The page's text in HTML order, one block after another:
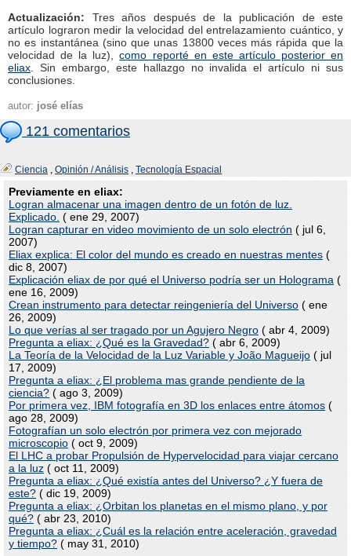
Actualización: Tres años después de la publicación de este
artículo lograron medir la velocidad del entrelazamiento cuántico, y
no es instantánea (sino que unas 13800 veces más rápida que la
velocidad de la luz),como reporté en este artículo posterior en
eliax . Sin embargo, este hallazgo no invalida el artículo ni sus
conclusiones.
autor: josé elías
121 comentarios
Ciencia , Opinión / Análisis , Tecnología Espacial
Previamente en eliax:
Logran almacenar una imagen dentro de un fotón de luz.
Explicado. ( ene 29, 2007)
Logran capturar en video movimiento de un solo electrón ( jul 6,
2007)
Eliax explica: El color del mundo es creado en nuestras mentes (
dic 8, 2007)
Explicación eliax de por qué el Universo podría ser un Holograma (
ene 16, 2009)
Crean instrumento para detectar reingeniería del Universo ( ene
26, 2009)
Lo que verías al ser tragado por un Agujero Negro ( abr 4, 2009)
Pregunta a eliax: ¿Qué es la Gravedad? ( abr 6, 2009)
La Teoría de la Velocidad de la Luz Variable y João Magueijo ( jul
17, 2009)
Pregunta a eliax: ¿El problema mas grande pendiente de la
ciencia? ( ago 3, 2009)
Por primera vez, IBM fotografía en 3D los enlaces entre átomos (
ago 28, 2009)
Fotografían un solo electrón por primera vez con mejorado
microscopio ( oct 9, 2009)
El LHC a probar Propulsión de Hypervelocidad para viajar cercano
a la luz ( oct 11, 2009)
Pregunta a eliax: ¿Qué existía antes del Universo? ¿Y fuera de
este? ( dic 19, 2009)
Pregunta a eliax: ¿Orbitan los planetas en el mismo plano, y por
qué? ( abr 23, 2010)
Pregunta a eliax: ¿Cuál es la relación entre aceleración, gravedad
y tiempo? ( may 31, 2010)